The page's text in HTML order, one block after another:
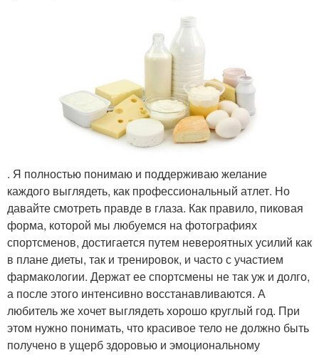
. Я полностью понимаю и поддерживаю желание
каждого выглядеть, как профессиональный атлет. Но
давайте смотреть правде в глаза. Как правило, пиковая
форма, которой мы любуемся на фотографиях
спортсменов, достигается путем невероятных усилий как
в плане диеты, так и тренировок, и часто с участием
фармакологии. Держат ее спортсмены не так уж и долго,
а после этого интенсивно восстанавливаются. А
любитель же хочет выглядеть хорошо круглый год. При
этом нужно понимать, что красивое тело не должно быть
получено в ущерб здоровью и эмоциональному